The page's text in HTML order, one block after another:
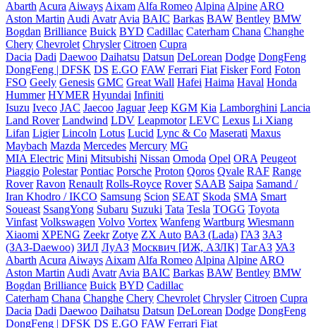
Abarth Acura Aiways Aixam Alfa Romeo Alpina Alpine ARO
Aston Martin Audi Avatr Avia BAIC Barkas BAW Bentley BMW
Bogdan Brilliance Buick BYD Cadillac Caterham Chana Changhe
Chery Chevrolet Chrysler Citroen Cupra
Dacia Dadi Daewoo Daihatsu Datsun DeLorean Dodge DongFeng
DongFeng | DFSK DS E.GO FAW Ferrari Fiat Fisker Ford Foton
FSO Geely Genesis GMC Great Wall Hafei Haima Haval Honda
Hummer HYMER Hyundai Infiniti
Isuzu Iveco JAC Jaecoo Jaguar Jeep KGM Kia Lamborghini Lancia
Land Rover Landwind LDV Leapmotor LEVC Lexus Li Xiang
Lifan Ligier Lincoln Lotus Lucid Lync & Co Maserati Maxus
Maybach Mazda Mercedes Mercury MG
MIA Electric Mini Mitsubishi Nissan Omoda Opel ORA Peugeot
Piaggio Polestar Pontiac Porsche Proton Qoros Qvale RAF Range
Rover Ravon Renault Rolls-Royce Rover SAAB Saipa Samand /
Iran Khodro / IKCO Samsung Scion SEAT Skoda SMA Smart
Soueast SsangYong Subaru Suzuki Tata Tesla TOGG Toyota
Vinfast Volkswagen Volvo Vortex Wanfeng Wartburg Wiesmann
Xiaomi XPENG Zeekr Zotye ZX Auto ВАЗ (Lada) ГАЗ ЗАЗ
(ЗАЗ-Daewoo) ЗИЛ ЛуАЗ Москвич [ИЖ, АЗЛК] ТагАЗ УАЗ
Abarth Acura Aiways Aixam Alfa Romeo Alpina Alpine ARO
Aston Martin Audi Avatr Avia BAIC Barkas BAW Bentley BMW
Bogdan Brilliance Buick BYD Cadillac
Caterham Chana Changhe Chery Chevrolet Chrysler Citroen Cupra
Dacia Dadi Daewoo Daihatsu Datsun DeLorean Dodge DongFeng
DongFeng | DFSK DS E.GO FAW Ferrari Fiat